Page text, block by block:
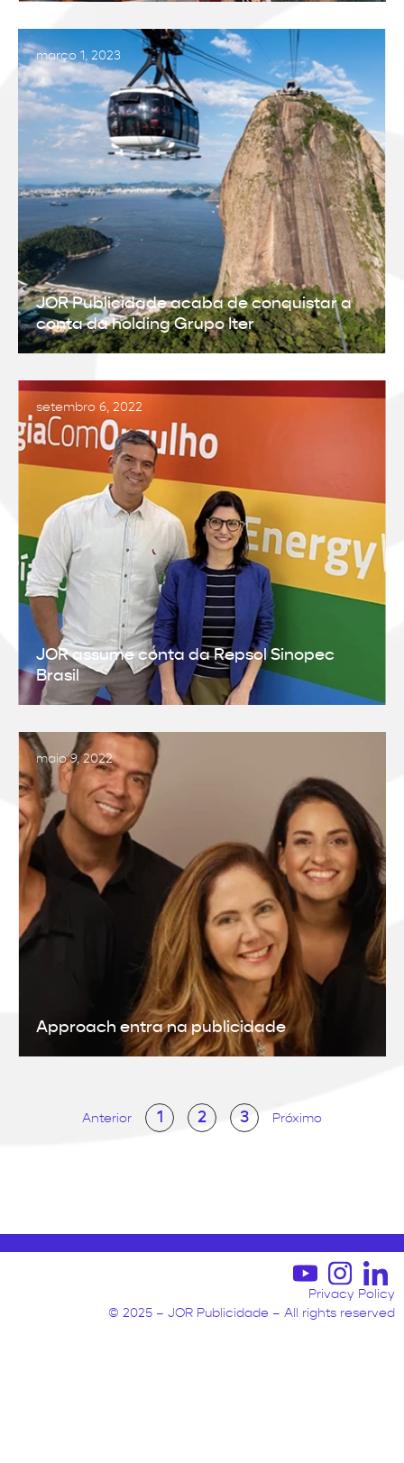
março 1, 2023
JOR Publicidade acaba de conquistar a
conta da holding Grupo Iter
setembro 6, 2022
JOR assume conta da Repsol Sinopec
Brasil
maio 9, 2022
Approach entra na publicidade
Anterior 1 2 3 Próximo
Privacy Policy
© 2025 – JOR Publicidade – All rights reserved